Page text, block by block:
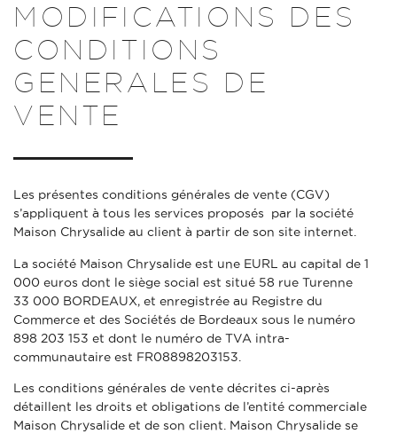
MODIFICATIONS DES
CONDITIONS
GENERALES DE
VENTE
Les présentes conditions générales de vente (CGV)
s’appliquent à tous les services proposés par la société
Maison Chrysalide au client à partir de son site internet.
La société Maison Chrysalide est une EURL au capital de 1
000 euros dont le siège social est situé 58 rue Turenne
33 000 BORDEAUX, et enregistrée au Registre du
Commerce et des Sociétés de Bordeaux sous le numéro
898 203 153 et dont le numéro de TVA intra-
communautaire est FR08898203153.
Les conditions générales de vente décrites ci-après
détaillent les droits et obligations de l’entité commerciale
Maison Chrysalide et de son client. Maison Chrysalide se